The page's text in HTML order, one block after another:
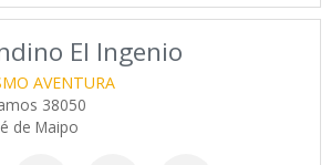
El Ingenio
AVENTURA
38050
de Maipo